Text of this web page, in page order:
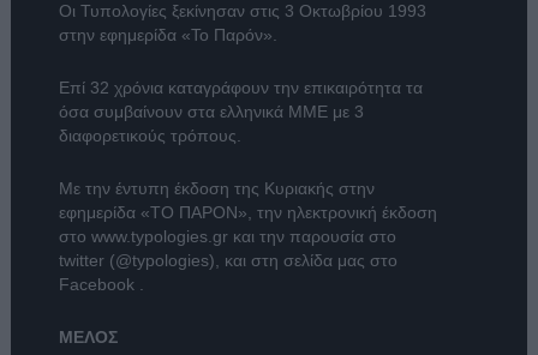
Οι Τυπολογίες ξεκίνησαν στις 3 Οκτωβρίου 1993
στην εφημερίδα «Το Παρόν».
Επί 32 χρόνια καταγράφουν την επικαιρότητα τα
όσα συμβαίνουν στα ελληνικά ΜΜΕ με 3
διαφορετικούς τρόπους.
Με την έντυπη έκδοση της Κυριακής στην
εφημερίδα «ΤΟ ΠΑΡΟΝ» , την ηλεκτρονική έκδοση
στο www.typologies.grκαι την παρουσία στο
twitter (@typologies) , και στη σελίδα μας στο
Facebook
ΜΕΛΟΣ